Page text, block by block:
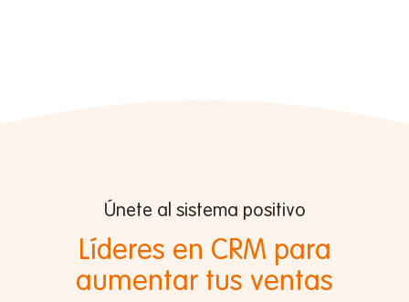
Únete al sistema positivo
Líderes en CRM para
aumentar tus ventas